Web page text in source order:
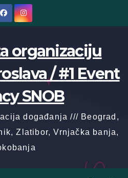
organizaciju
/ #1 Event
SNOB
događanja /// Beograd,
Zlatibor, Vrnjačka banja,